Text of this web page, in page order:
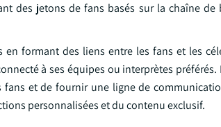
des jetons de fans basés sur la chaîne de
formant des liens entre les fans et les
à ses équipes ou interprètes
et de fournir une ligne de
personnalisées et du contenu exclusif.